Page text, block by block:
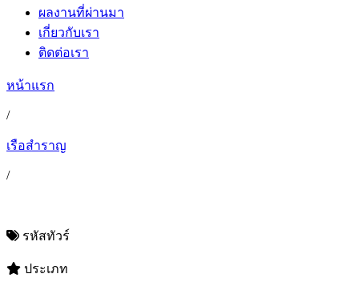
ผลงานที่ผ่านมา
เกี่ยวกับเรา
ติดต่อเรา
หน้าแรก
/
เรือสำราญ
/
รหัสทัวร์
ประเภท